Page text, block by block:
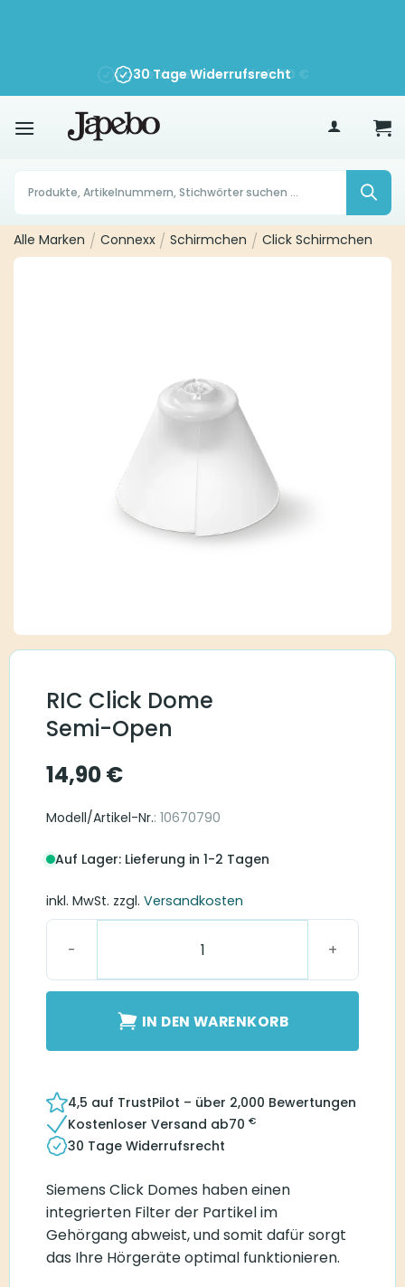
Kostenloser Versand ab70
30 Tage Widerrufsrecht
Products
search
Alle Marken / Connexx / Schirmchen / Click Schirmchen
RIC Click Dome
Semi-Open
14,90€
Modell/Artikel-Nr.: 10670790
Auf Lager: Lieferung in 1-2 Tagen
inkl. MwSt. zzgl. Versandkosten
IN DEN WARENKORB
4,5 auf TrustPilot – über 2,000 Bewertungen
Kostenloser Versand ab70 €
30 Tage Widerrufsrecht
Siemens Click Domes haben einen
integrierten Filter der Partikel im
Gehörgang abweist, und somit dafür sorgt
das Ihre Hörgeräte optimal funktionieren.